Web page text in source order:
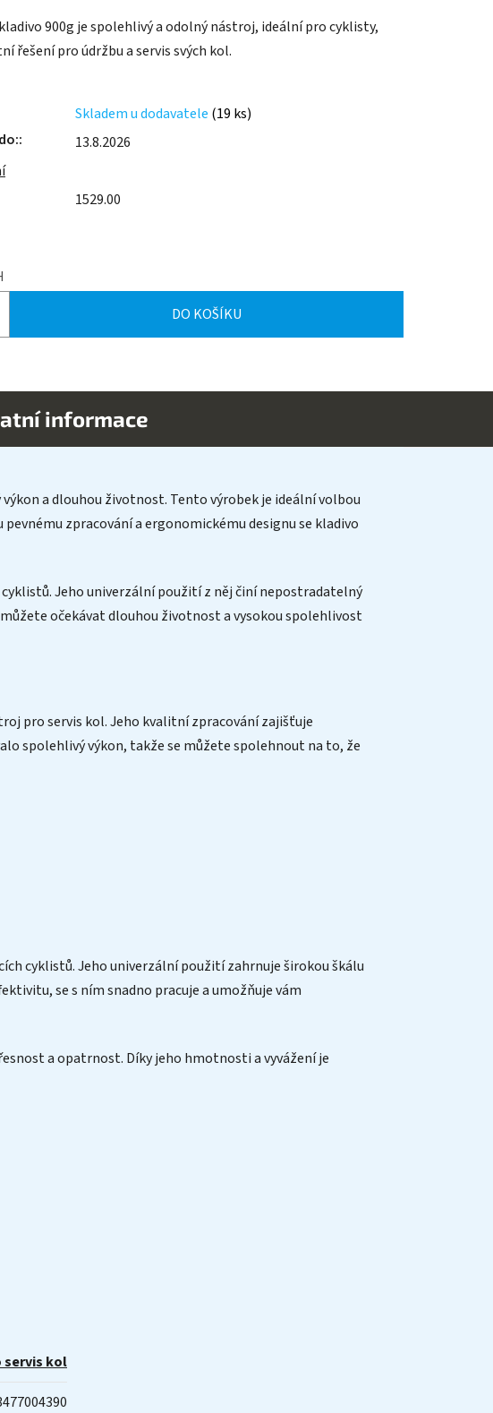
900g je spolehlivý a odolný nástroj, ideální pro cyklisty,
řešení pro údržbu a servis svých kol.
Skladem u dodavatele (19 ks)
13.8.2026
1529.00
DO KOŠÍKU
informace
a dlouhou životnost. Tento výrobek je ideální volbou
zpracování a ergonomickému designu se kladivo
Jeho univerzální použití z něj činí nepostradatelný
očekávat dlouhou životnost a vysokou spolehlivost
pro servis kol. Jeho kvalitní zpracování zajišťuje
spolehlivý výkon, takže se můžete spolehnout na to, že
cyklistů. Jeho univerzální použití zahrnuje širokou škálu
se s ním snadno pracuje a umožňuje vám
a opatrnost. Díky jeho hmotnosti a vyvážení je
servis kol